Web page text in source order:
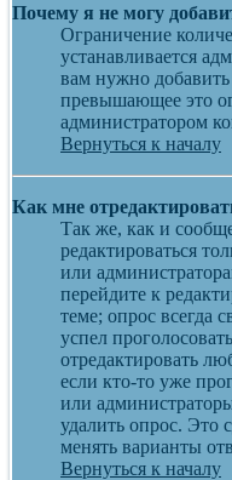
Почему я не могу
Ограничение
устанавливается
вам нужно добавить
превышающее это
администратором
Вернуться к началу
Как мне
Так же, как и
редактироваться
или
перейдите к
теме; опрос всегда
успел
отредактировать
если кто-то уже
или
удалить опрос. Это
менять варианты
Вернуться к началу